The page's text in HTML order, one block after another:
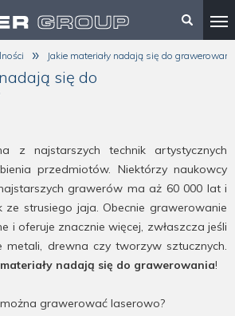
» Jakie materiały nadają się do
się do
z najstarszych technik artystycznych
przedmiotów. Niektórzy naukowcy
grawerów ma aż 60 000 lat i
ze strusiego jaja. Obecnie grawerowanie
i oferuje znacznie więcej, zwłaszcza jeśli
metali, drewna czy tworzyw sztucznych.
nadają się do grawerowania!
można grawerować laserowo?